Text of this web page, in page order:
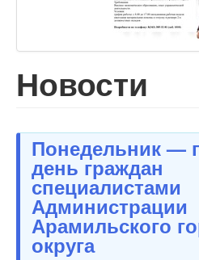
Новости
Понедельник —
день граждан
специалистами
Администрации
Арамильского
округа